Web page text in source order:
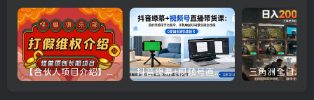
【合伙人项目介绍】打假维权项目介绍 抖音绿幕+视频号直播带货课：居家照着稿子念起号，手机电脑双场景搭建全流程